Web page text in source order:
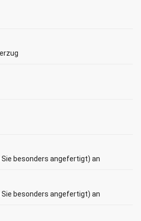
besonders angefertigt) an
besonders angefertigt) an